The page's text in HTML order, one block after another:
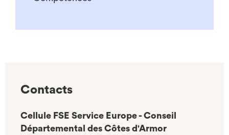
Contacts
Cellule FSE Service Europe - Conseil
Départemental des Côtes d'Armor